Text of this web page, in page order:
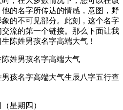
的名字所传达的情感，意图，野
的不可见部分。此刻，这个名字
流的第一个链接。那么下面让我
陈姓男孩名字高端大气！
孩名字高端大气生辰八字五行查
星期四）